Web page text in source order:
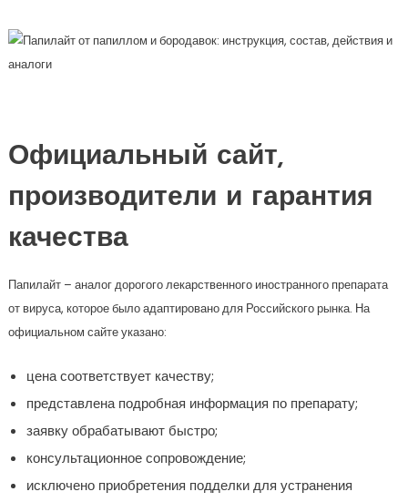
Официальный сайт,
производители и гарантия
качества
Папилайт – аналог дорогого лекарственного иностранного препарата
от вируса, которое было адаптировано для Российского рынка. На
официальном сайте указано:
цена соответствует качеству;
представлена подробная информация по препарату;
заявку обрабатывают быстро;
консультационное сопровождение;
исключено приобретения подделки для устранения